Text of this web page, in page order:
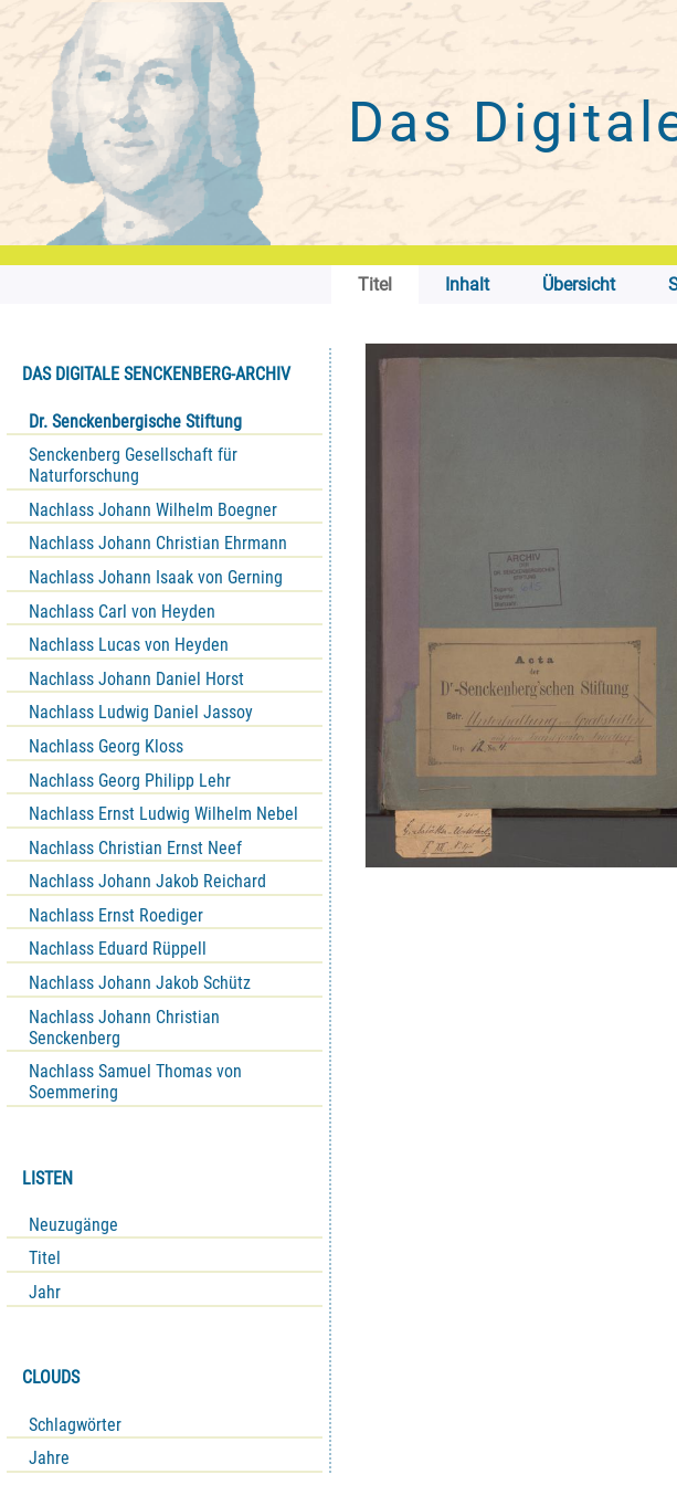
Das
Titel Inhalt Übersicht
DAS DIGITALE SENCKENBERG-ARCHIV
Dr. Senckenbergische Stiftung
Senckenberg Gesellschaft für
Naturforschung
Nachlass Johann Wilhelm Boegner
Nachlass Johann Christian Ehrmann
Nachlass Johann Isaak von Gerning
Nachlass Carl von Heyden
Nachlass Lucas von Heyden
Nachlass Johann Daniel Horst
Nachlass Ludwig Daniel Jassoy
Nachlass Georg Kloss
Nachlass Georg Philipp Lehr
Nachlass Ernst Ludwig Wilhelm Nebel
Nachlass Christian Ernst Neef
Nachlass Johann Jakob Reichard
Nachlass Ernst Roediger
Nachlass Eduard Rüppell
Nachlass Johann Jakob Schütz
Nachlass Johann Christian
Senckenberg
Nachlass Samuel Thomas von
Soemmering
LISTEN
Neuzugänge
Titel
Jahr
CLOUDS
Schlagwörter
Jahre